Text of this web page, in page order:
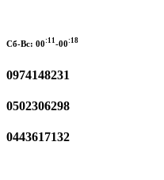
Сб-Вс: 00:11 -00:18
0974148231
0502306298
0443617132